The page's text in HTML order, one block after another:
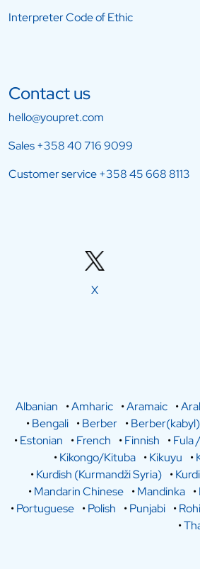
Interpreter Code of Ethic
Contact us
hello@youpret.com
Sales+358 40 716 9099
Customer service+358 45 668 8113
X
Albanian
•Amharic •Aramaic •
•Bengali •Berber •Berber(kabyl)
•Estonian •French •Finnish •Fula
•Kikongo/Kituba •Kikuyu •
•Kurdish (Kurmandži Syria) •
•Mandarin Chinese •Mandinka •
•Portuguese •Polish •Punjabi •
•